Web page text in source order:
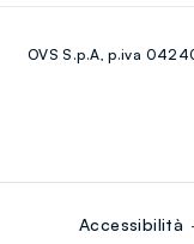
Youtube
OVS S.p.A, p.iva
Accessibilità